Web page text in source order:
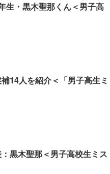
生・黒木聖那くん＜男子高
14人を紹介＜「男子高生ミ
黒木聖那＜男子高校生ミス